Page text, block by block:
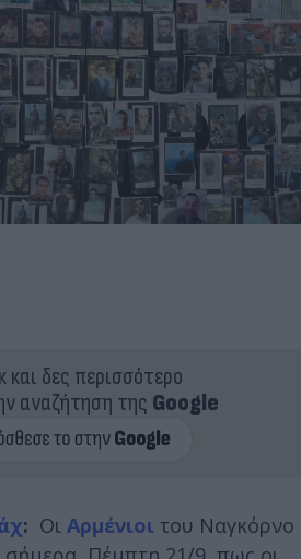
και δες περισσότερο
αναζήτηση της Google
: Οι Αρμένιοι του Ναγκόρνο